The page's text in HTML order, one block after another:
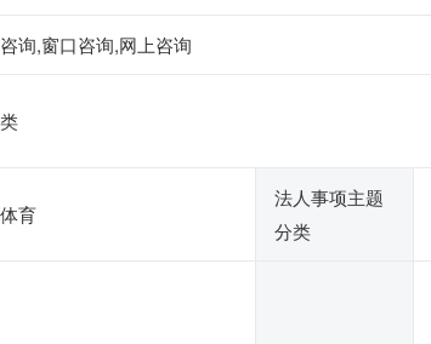
询,窗口咨询,网上咨询
育
法人事项主题
分类